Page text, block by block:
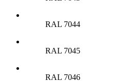
RAL 7044
RAL 7045
RAL 7046